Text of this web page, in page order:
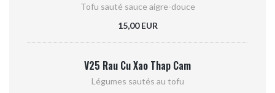
Tofu sauté sauce aigre-douce
15,00 EUR
V25 Rau Cu Xao Thap Cam
Légumes sautés au tofu